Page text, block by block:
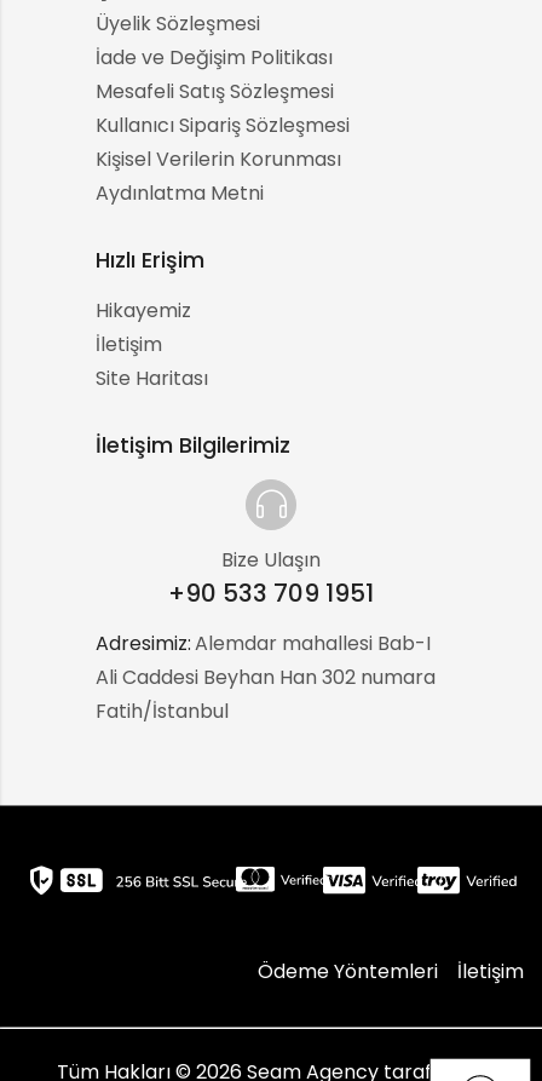
Üyelik Sözleşmesi
İade ve Değişim Politikası
Mesafeli Satış Sözleşmesi
Kullanıcı Sipariş Sözleşmesi
Kişisel Verilerin Korunması
Aydınlatma Metni
Hızlı Erişim
Hikayemiz
İletişim
Site Haritası
İletişim Bilgilerimiz
Bize Ulaşın
+90 533 709 1951
Adresimiz:Alemdar mahallesi Bab-I
Ali Caddesi Beyhan Han 302 numara
Fatih/İstanbul
Ödeme Yöntemleri İletişim
Tüm Hakları © 2026Seam Agency tarafından